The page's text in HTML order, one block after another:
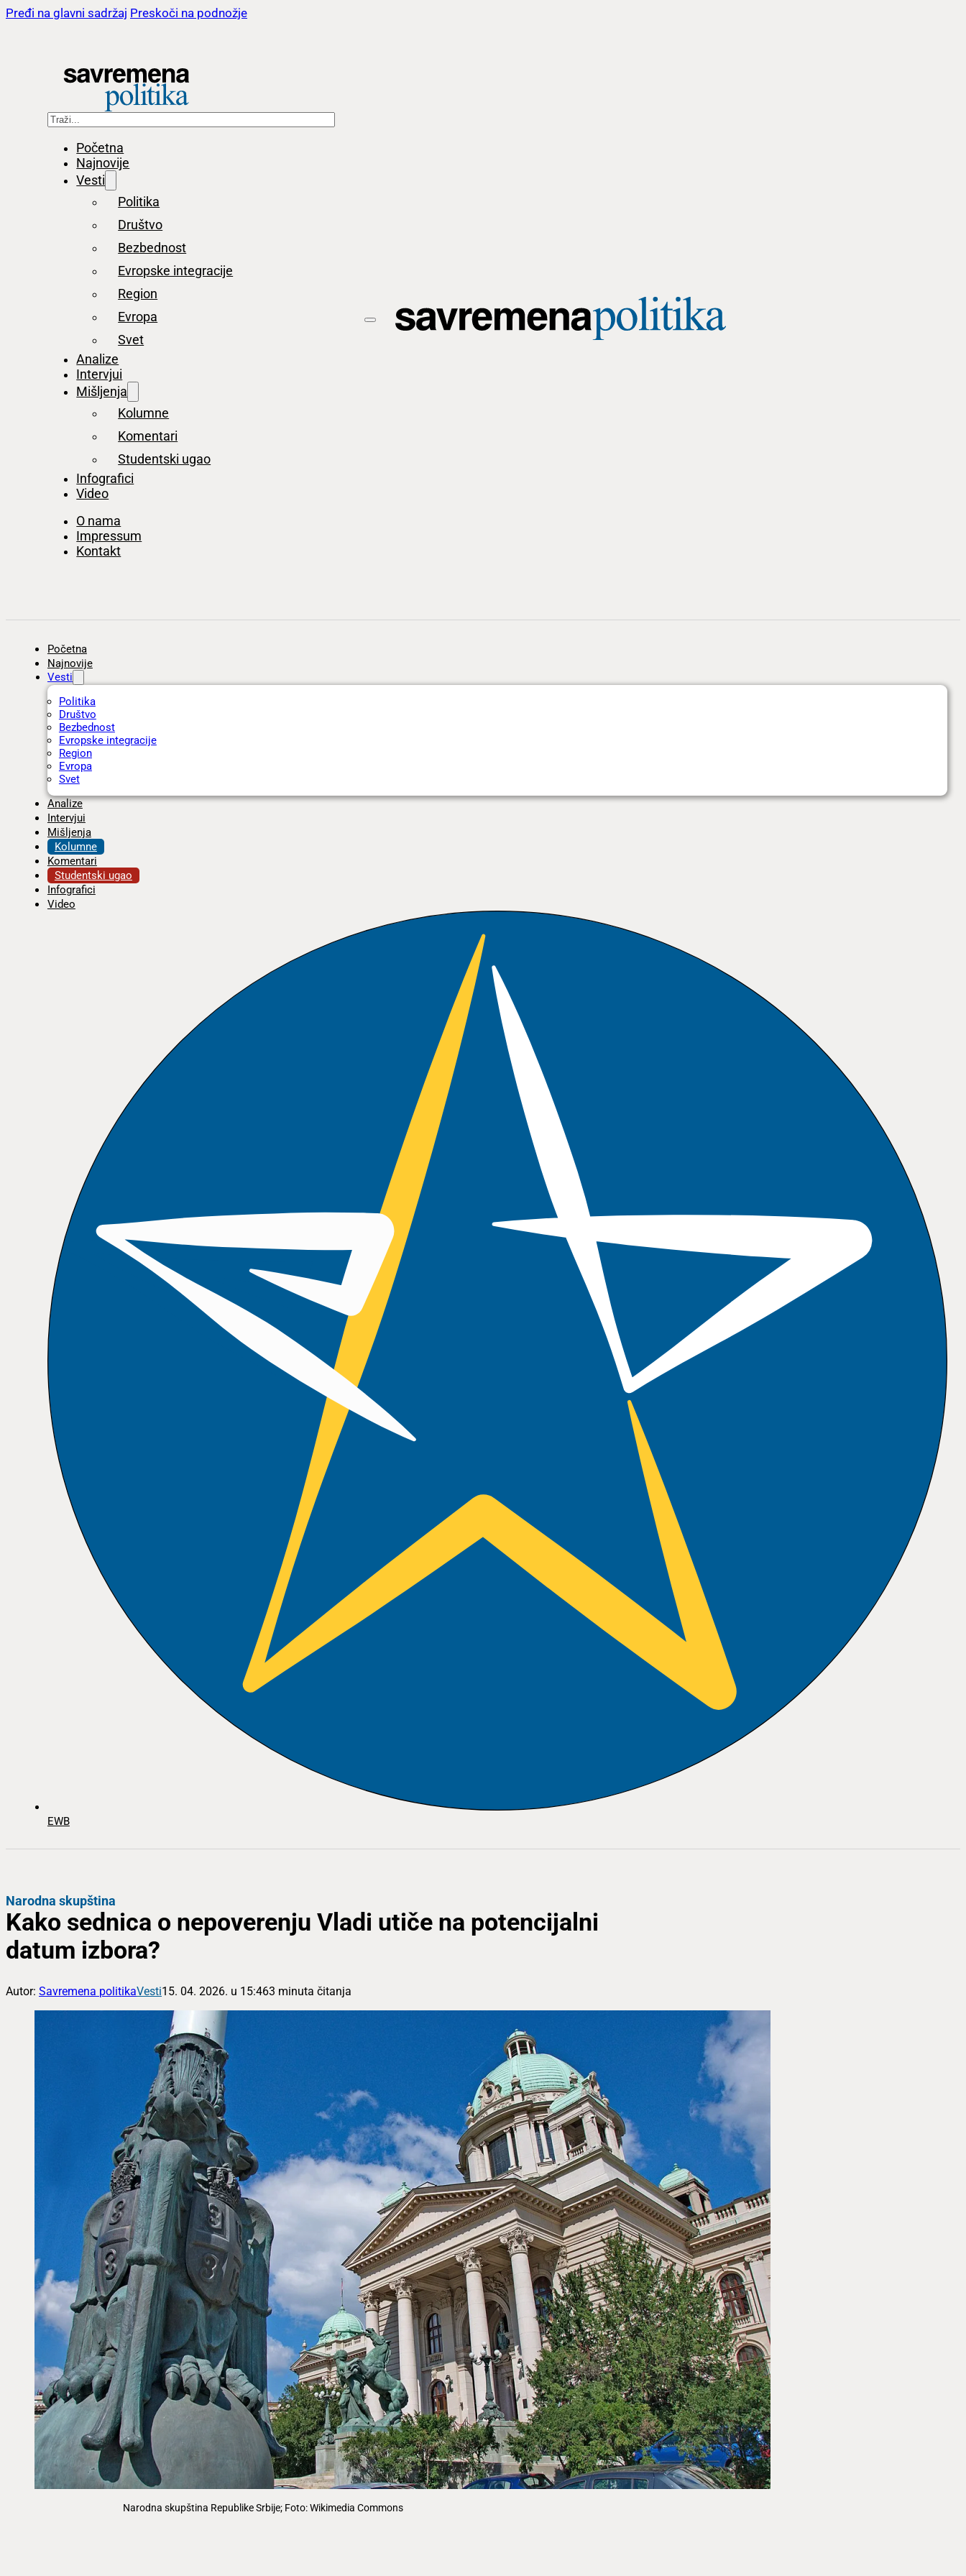
Pređi na glavni sadržaj Preskoči na podnožje
Pretraga
Početna
Najnovije
Vesti
Politika
Društvo
Bezbednost
Evropske integracije
Region
Evropa
Svet
Analize
Intervjui
Mišljenja
Kolumne
Komentari
Studentski ugao
Infografici
Video
O nama
Impressum
Kontakt
Početna
Najnovije
Vesti
Politika
Društvo
Bezbednost
Evropske integracije
Region
Evropa
Svet
Analize
Intervjui
Mišljenja
Kolumne
Komentari
Studentski ugao
Infografici
Video
EWB
Narodna skupština
Kako sednica o nepoverenju Vladi utiče na potencijalni
datum izbora?
Autor: Savremena politikaVesti15. 04. 2026. u 15:463 minuta čitanja
Narodna skupština Republike Srbije; Foto: Wikimedia Commons